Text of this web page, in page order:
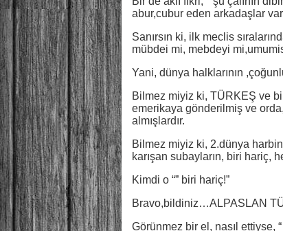
abur,cubur eden arkadaşlar
Sanırsın ki, ilk meclis
mübdei mi, mebdeyi
Yani, dünya halklarının
Bilmez miyiz ki, TÜRKEŞ ve
emerikaya gönderilmiş ve
almışlardır.
Bilmez miyiz ki, 2.dünya
karışan subayların, biri hariç,
Kimdi o “” biri hariç!”
Bravo,bildiniz…ALPASLAN
Görünmez bir el, nasıl ettiyse,